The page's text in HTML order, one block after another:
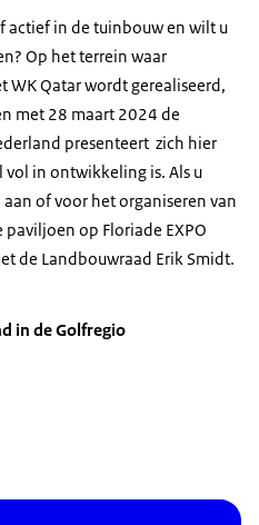
actief in de tuinbouw en wilt u
Op het terrein waar
WK Qatar wordt gerealiseerd,
met 28 maart 2024 de
presenteert zich hier
in ontwikkeling is. Als u
of voor het organiseren van
op Floriade EXPO
de Landbouwraad Erik Smidt.
in de Golfregio